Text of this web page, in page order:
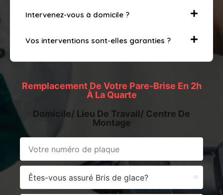
Intervenez-vous à domicile ?
Vos interventions sont-elles garanties ?
Remplacement De Votre Pare-Brise En 2h
À La Quarte
Domicile/ Lieu De Travail/ Centre De
Montage